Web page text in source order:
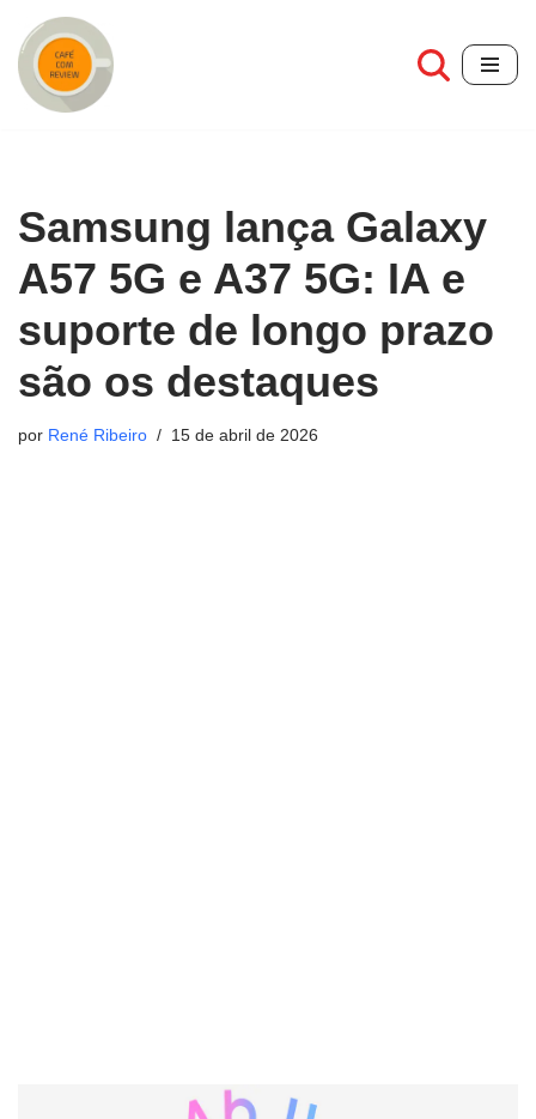
Pular
para
Samsung lança Galaxy
A57 5G e A37 5G: IA e
suporte de longo prazo
são os destaques
por René Ribeiro 15 de abril de 2026